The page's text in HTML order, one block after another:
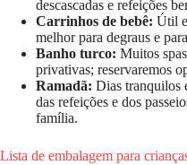
descascadas e refeições
Carrinhos de bebê: Útil
melhor para degraus e
Banho turco: Muitos
privativas; reservaremos
Ramadã: Dias tranquilos
das refeições e dos
família.
Lista de embalagem para